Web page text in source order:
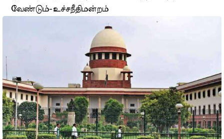
வேண்டும்-உச்சநீதிமன்றம்